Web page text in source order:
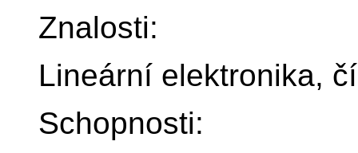
Znalosti:
Lineární elektronika,
Schopnosti: